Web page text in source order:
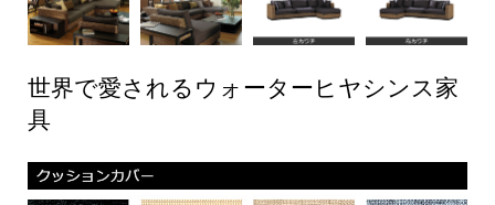
世界で愛されるウォーターヒヤシンス家
具